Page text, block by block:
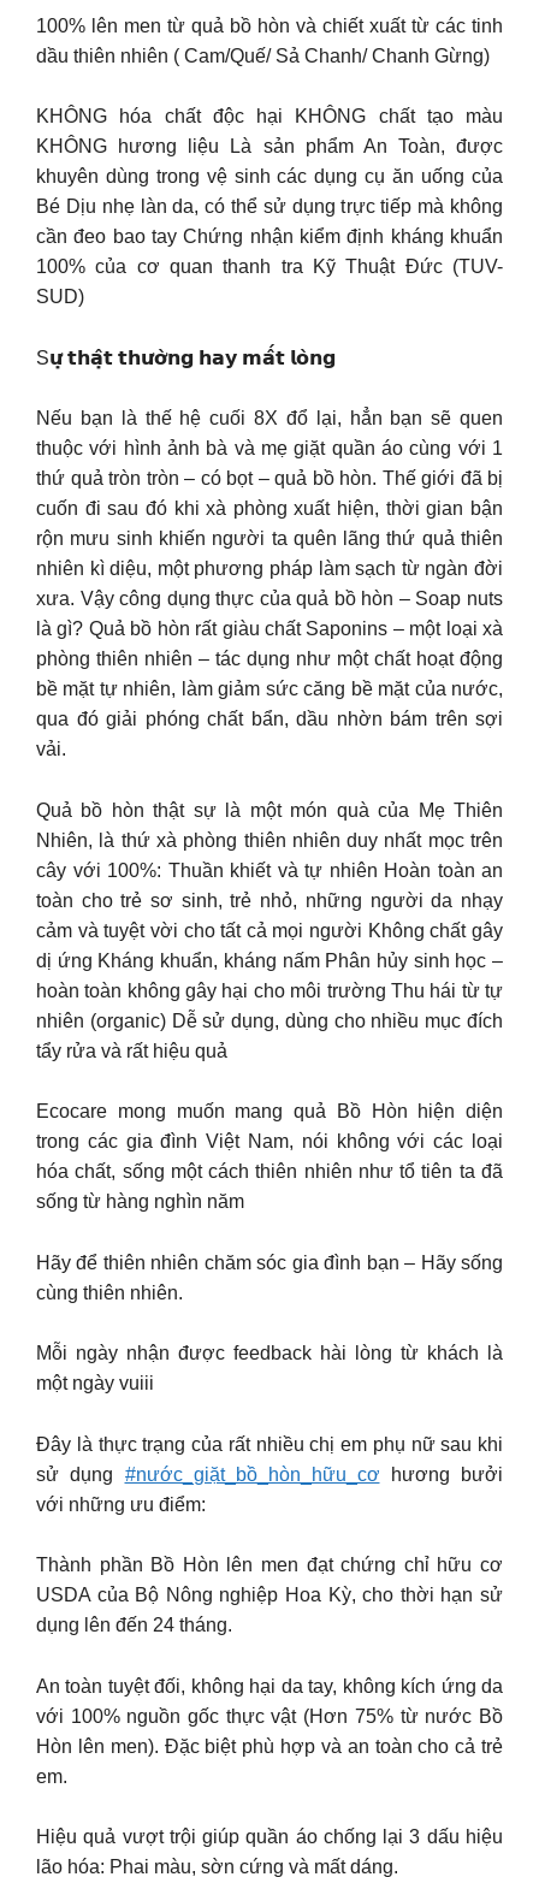
100% lên men từ quả bồ hòn và chiết xuất từ các tinh
dầu thiên nhiên ( Cam/Quế/ Sả Chanh/ Chanh Gừng)
KHÔNG hóa chất độc hại KHÔNG chất tạo màu
KHÔNG hương liệu Là sản phẩm An Toàn, được
khuyên dùng trong vệ sinh các dụng cụ ăn uống của
Bé Dịu nhẹ làn da, có thể sử dụng trực tiếp mà không
cần đeo bao tay Chứng nhận kiểm định kháng khuẩn
100% của cơ quan thanh tra Kỹ Thuật Đức (TUV-
SUD)
S𝘂̛̣ 𝘁𝗵𝗮̣̂𝘁 𝘁𝗵𝘂̛𝗼̛̀𝗻𝗴 𝗵𝗮𝘆 𝗺𝗮̂́𝘁 𝗹𝗼̀𝗻𝗴
Nếu bạn là thế hệ cuối 8X đổ lại, hẳn bạn sẽ quen
thuộc với hình ảnh bà và mẹ giặt quần áo cùng với 1
thứ quả tròn tròn – có bọt – quả bồ hòn. Thế giới đã bị
cuốn đi sau đó khi xà phòng xuất hiện, thời gian bận
rộn mưu sinh khiến người ta quên lãng thứ quả thiên
nhiên kì diệu, một phương pháp làm sạch từ ngàn đời
xưa. Vậy công dụng thực của quả bồ hòn – Soap nuts
là gì? Quả bồ hòn rất giàu chất Saponins – một loại xà
phòng thiên nhiên – tác dụng như một chất hoạt động
bề mặt tự nhiên, làm giảm sức căng bề mặt của nước,
qua đó giải phóng chất bẩn, dầu nhờn bám trên sợi
vải.
Quả bồ hòn thật sự là một món quà của Mẹ Thiên
Nhiên, là thứ xà phòng thiên nhiên duy nhất mọc trên
cây với 100%: Thuần khiết và tự nhiên Hoàn toàn an
toàn cho trẻ sơ sinh, trẻ nhỏ, những người da nhạy
cảm và tuyệt vời cho tất cả mọi người Không chất gây
dị ứng Kháng khuẩn, kháng nấm Phân hủy sinh học –
hoàn toàn không gây hại cho môi trường Thu hái từ tự
nhiên (organic) Dễ sử dụng, dùng cho nhiều mục đích
tẩy rửa và rất hiệu quả
Ecocare mong muốn mang quả Bồ Hòn hiện diện
trong các gia đình Việt Nam, nói không với các loại
hóa chất, sống một cách thiên nhiên như tổ tiên ta đã
sống từ hàng nghìn năm
Hãy để thiên nhiên chăm sóc gia đình bạn – Hãy sống
cùng thiên nhiên.
Mỗi ngày nhận được feedback hài lòng từ khách là
một ngày vuiii
Đây là thực trạng của rất nhiều chị em phụ nữ sau khi
sử dụng #nước_giặt_bồ_hòn_hữu_cơ hương bưởi
với những ưu điểm:
Thành phần Bồ Hòn lên men đạt chứng chỉ hữu cơ
USDA của Bộ Nông nghiệp Hoa Kỳ, cho thời hạn sử
dụng lên đến 24 tháng.
An toàn tuyệt đối, không hại da tay, không kích ứng da
với 100% nguồn gốc thực vật (Hơn 75% từ nước Bồ
Hòn lên men). Đặc biệt phù hợp và an toàn cho cả trẻ
em.
Hiệu quả vượt trội giúp quần áo chống lại 3 dấu hiệu
lão hóa: Phai màu, sờn cứng và mất dáng.